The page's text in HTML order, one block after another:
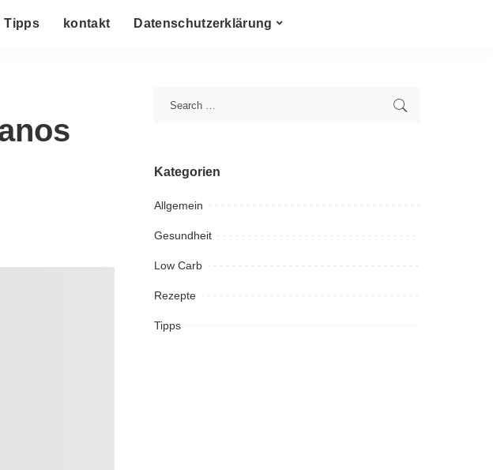
Tipps kontakt Datenschutzerklärung
Kategorien
Allgemein
Gesundheit
Low Carb
Rezepte
Tipps